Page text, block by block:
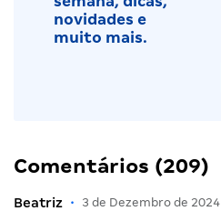
novidades e
muito mais.
Comentários (209)
Beatriz • 3 de Dezembro de 2024